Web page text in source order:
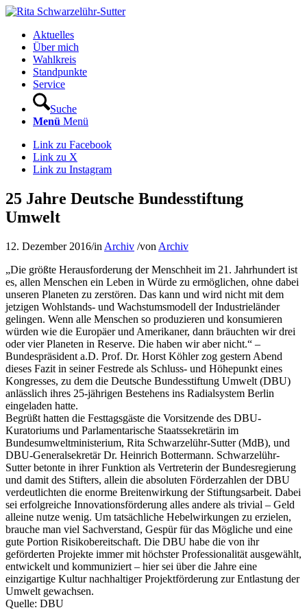
Aktuelles
Über mich
Wahlkreis
Standpunkte
Service
Suche
Menü Menü
Link zu Facebook
Link zu X
Link zu Instagram
25 Jahre Deutsche Bundesstiftung
Umwelt
12. Dezember 2016/in Archiv /von Archiv
„Die größte Herausforderung der Menschheit im 21. Jahrhundert ist
es, allen Menschen ein Leben in Würde zu ermöglichen, ohne dabei
unseren Planeten zu zerstören. Das kann und wird nicht mit dem
jetzigen Wohlstands- und Wachstumsmodell der Industrieländer
gelingen. Wenn alle Menschen so produzieren und konsumieren
würden wie die Europäer und Amerikaner, dann bräuchten wir drei
oder vier Planeten in Reserve. Die haben wir aber nicht.“ –
Bundespräsident a.D. Prof. Dr. Horst Köhler zog gestern Abend
dieses Fazit in seiner Festrede als Schluss- und Höhepunkt eines
Kongresses, zu dem die Deutsche Bundesstiftung Umwelt (DBU)
anlässlich ihres 25-jährigen Bestehens ins Radialsystem Berlin
eingeladen hatte.
Begrüßt hatten die Festtagsgäste die Vorsitzende des DBU-
Kuratoriums und Parlamentarische Staatssekretärin im
Bundesumweltministerium, Rita Schwarzelühr-Sutter (MdB), und
DBU-Generalsekretär Dr. Heinrich Bottermann. Schwarzelühr-
Sutter betonte in ihrer Funktion als Vertreterin der Bundesregierung
und damit des Stifters, allein die absoluten Förderzahlen der DBU
verdeutlichten die enorme Breitenwirkung der Stiftungsarbeit. Dabei
sei erfolgreiche Innovationsförderung alles andere als trivial – Geld
alleine nutze wenig. Um tatsächliche Hebelwirkungen zu erzielen,
brauche man viel Sachverstand, Gespür für das Mögliche und eine
gute Portion Risikobereitschaft. Die DBU habe die von ihr
geförderten Projekte immer mit höchster Professionalität ausgewählt,
entwickelt und kommuniziert – hier sei über die Jahre eine
einzigartige Kultur nachhaltiger Projektförderung zur Entlastung der
Umwelt gewachsen.
Quelle: DBU